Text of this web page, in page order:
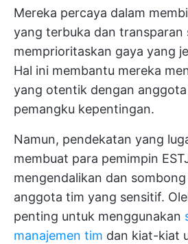
Mereka percaya dalam
yang terbuka dan transparan
memprioritaskan gaya yang
Hal ini membantu mereka
yang otentik dengan
pemangku kepentingan.
Namun, pendekatan yang
membuat para pemimpin
mengendalikan dan
anggota tim yang sensitif.
penting untuk menggunakan
manajemen tim dan kiat-kiat